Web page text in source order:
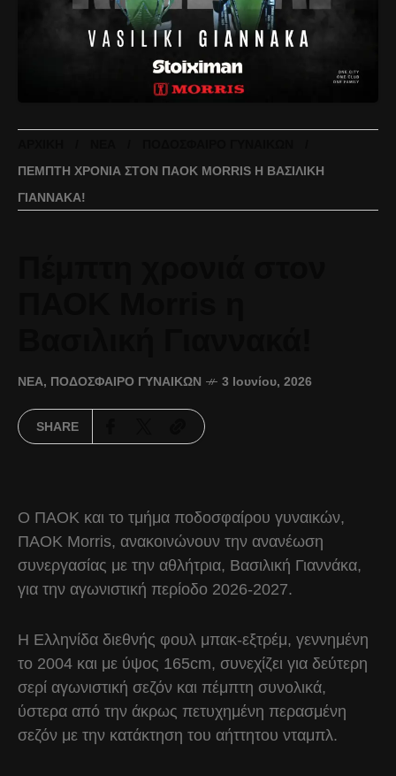
ΠΈΜΠΤΗ ΧΡΟΝΙΆ ΣΤΟΝ ΠΑΟΚ MORRIS Η ΒΑΣΙΛΙΚΉ
ΓΙΑΝΝΑΚΆ!
ΝΈΑ, ΠΟΔΌΣΦΑΙΡΟ ΓΥΝΑΙΚΏΝ 3 Ιουνίου, 2026
SHARE
Ο ΠΑΟΚ και το τμήμα ποδοσφαίρου γυναικών,
ΠΑΟΚ Morris, ανακοινώνουν την ανανέωση
συνεργασίας με την αθλήτρια, Βασιλική Γιαννάκα,
για την αγωνιστική περίοδο 2026-2027.
Η Ελληνίδα διεθνής φουλ μπακ-εξτρέμ, γεννημένη
το 2004 και με ύψος 165cm, συνεχίζει για δεύτερη
σερί αγωνιστική σεζόν και πέμπτη συνολικά,
ύστερα από την άκρως πετυχημένη περασμένη
σεζόν με την κατάκτηση του αήττητου νταμπλ.